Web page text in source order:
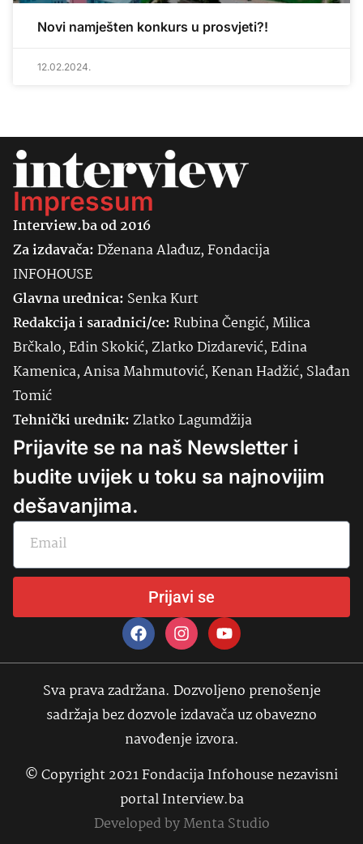
Novi namješten konkurs u prosvjeti?!
12.02.2024.
Impressum
Interview.ba od 2016
Za izdavača:Dženana Alađuz, Fondacija
INFOHOUSE
Glavna urednica: SenkaKurt
Redakcija i saradnici/ce:Rubina Čengić, Milica
Brčkalo, Edin Skokić, Zlatko Dizdarević, Edina
Kamenica, Anisa Mahmutović, Kenan Hadžić, Slađan
Tomić
Tehnički urednik:Zlatko Lagumdžija
Prijavite se na naš Newsletter i
budite uvijek u toku sa najnovijim
dešavanjima.
Prijavi se
Sva prava zadržana. Dozvoljeno prenošenje
sadržaja bez dozvole izdavača uz obavezno
navođenje izvora.
© Copyright 2021 Fondacija Infohouse nezavisni
portal Interview.ba
Developed byMenta Studio